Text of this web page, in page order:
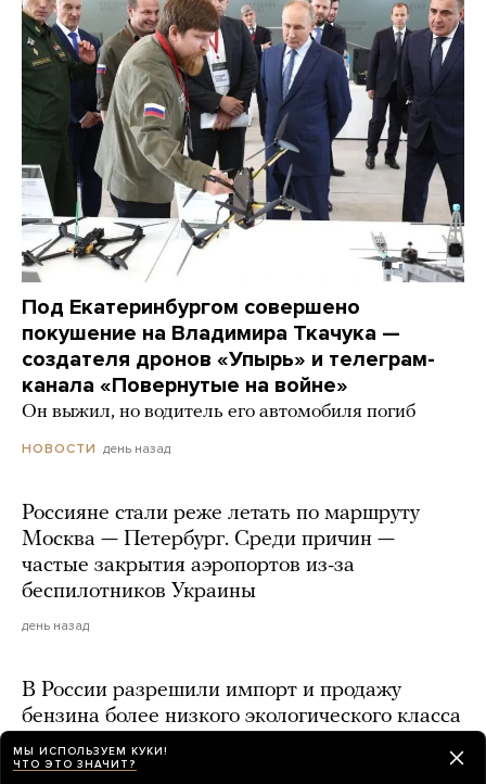
Под Екатеринбургом совершено
покушение на Владимира Ткачука —
создателя дронов «Упырь» и телеграм-
канала «Повернутые на войне»
Он выжил, но водитель его автомобиля погиб
НОВОСТИ день назад
Россияне стали реже летать по маршруту
Москва — Петербург. Среди причин —
частые закрытия аэропортов из-за
беспилотников Украины
день назад
В России разрешили импорт и продажу
бензина более низкого экологического класса
день назад
МЫ ИСПОЛЬЗУЕМ КУКИ!
ЧТО ЭТО ЗНАЧИТ?